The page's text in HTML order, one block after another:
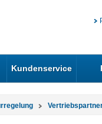
Kundenservice